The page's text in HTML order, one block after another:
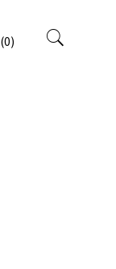
Cart
(0)